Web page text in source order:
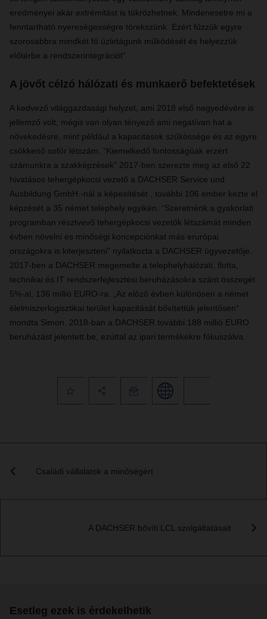
eredményei akár extrémitást is tükrözhetnek. Mindenesetre mi a
fenntartható nyereségességre törekszünk. Ezért fűzzük egyre
szorosabbra mindkét fő üzletágunk működését és helyezzük
előtérbe a rendszerintegrációt“
A jövőt célzó hálózati és munkaerő befektetések
A kedvező világgazdasági helyzet, ami 2018 első negyedévére is
jellemző volt, mégis van olyan tényező ami negatívan hat a
növekedésre, mint például a kapacitások szűkössége és az egyre
csökkenő sofőr létszám. “Kiemelkedő fontosságúak erzért
számunkra a szakképzések” 2017-ben szerezte meg az első 22
hivatásos tehergépkocsi vezető a DACHSER Service und
Ausbildung GmbH.-nál a képesítését , további 106 ember kezte el
képzését a 35 német telephely egyikén. “Szeretnénk a gyakorlati
programban résztvevő tehergépkocsi vezetők létszámát minden
évben növelni és minőségi koncepciónkat más erurópai
országokra is kiterjeszteni” nyilatkozta a DACHSER ügyvezetője.
2017-ben a DACHSER megemelte a telephelyhálózati, flotta,
technikai és IT rendszerfejlesztési beruházásokra szánt összegét
5%-al, 136 millió EURO-ra. „Az előző évben különösen a német
élelmiszerlogisztikai terület kapacitását bővítettük jelentősen“
mondta Simon. 2018-ban a DACHSER további 188 millió EURO
beruházást jelentett be, ezúttal az ipari termékekre fókuszálva.
Családi vállalatok a minőségért
A DACHSER bővíti LCL szolgáltatásait
Esetleg ezek is érdekelhetik